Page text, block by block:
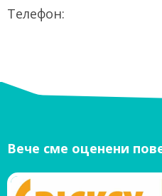
Телефон:
Вече сме оценени